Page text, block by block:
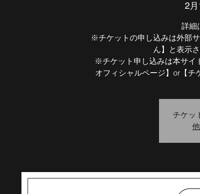
2
詳細
※チケットの申し込みは外部
ん】と表示
※チケット申し込みは本サイ
オフィシャルページ】or【チ
チケッ